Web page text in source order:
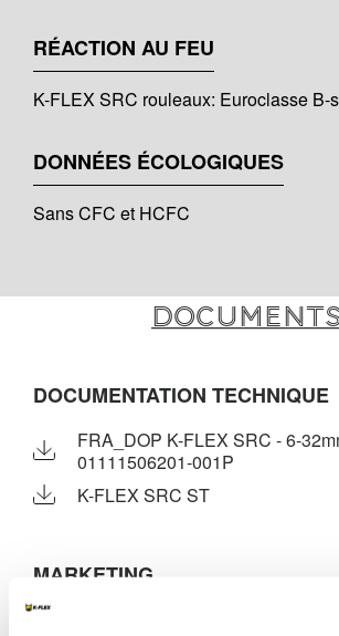
RÉACTION AU FEU
K-FLEX SRC rouleaux: Euroclasse B-
DONNÉES ÉCOLOGIQUES
Sans CFC et HCFC
DOCUMENTATION TECHNIQUE
FRA_DOP K-FLEX SRC - 6-
01111506201-001P
K-FLEX SRC ST
MARKETING